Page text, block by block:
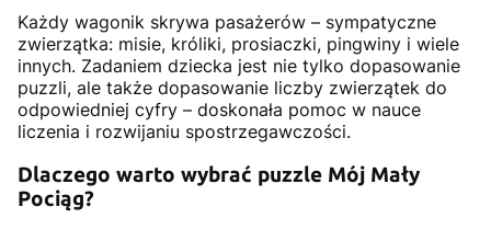
Każdy wagonik skrywa pasażerów – sympatyczne
zwierzątka: misie, króliki, prosiaczki, pingwiny i wiele
innych. Zadaniem dziecka jest nie tylko dopasowanie
puzzli, ale także dopasowanie liczby zwierzątek do
odpowiedniej cyfry – doskonała pomoc w nauce
liczenia i rozwijaniu spostrzegawczości.
Dlaczego warto wybrać puzzle Mój Mały
Pociąg?